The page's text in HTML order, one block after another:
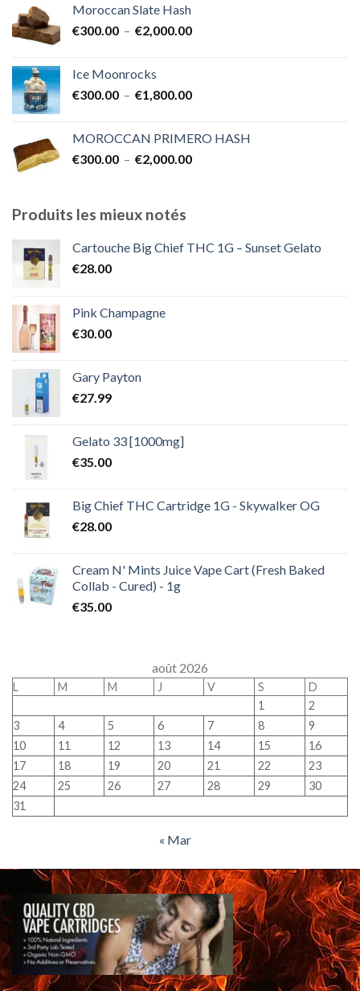
Moroccan Slate Hash
€300.00 – €2,000.00Plage
à
Ice Moonrocks
€300.00 – €1,800.00Plage
€300.00
à
MOROCCAN PRIMERO HASH
€300.00 – €2,000.00Plage
€2,000.00
Produits les mieux notés
Cartouche Big Chief THC 1G – Sunset Gelato
€28.00
Pink Champagne
€30.00
Gary Payton
€27.99
Gelato 33 [1000mg]
€35.00
Big Chief THC Cartridge 1G - Skywalker OG
€28.00
Cream N' Mints Juice Vape Cart (Fresh Baked
Collab - Cured) - 1g
€35.00
août 2026
L M M J V S
D
1
2
3
4 5 6 7 8
9
10
11 12 13 14 15
16
17
18 19 20 21 22
23
24
25 26 27 28 29
30
31
« Mar